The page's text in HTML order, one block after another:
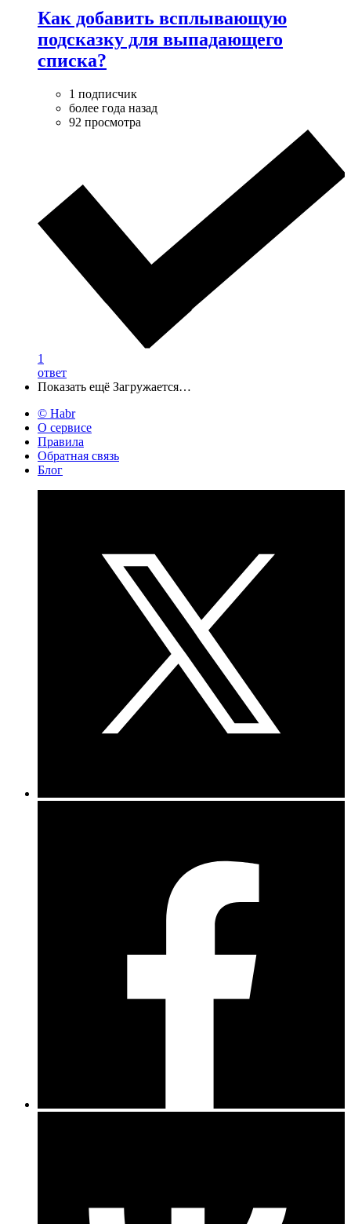
Как добавить всплывающую
подсказку для выпадающего
списка?
1 подписчик
более года назад
92 просмотра
1
ответ
Показать ещё Загружается…
© Habr
О сервисе
Правила
Обратная связь
Блог